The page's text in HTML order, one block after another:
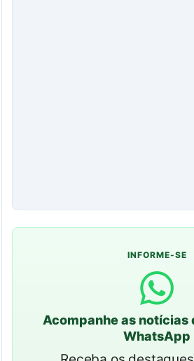
INFORME-SE
Acompanhe as notícias
WhatsApp